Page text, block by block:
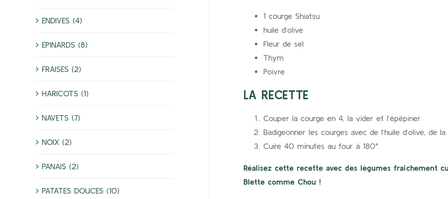
1 courge Shiatsu
huile d’olive
Fleur de sel
Thym
Poivre
LA RECETTE
Couper la courge en 4, la vider et l’épépiner
Badigeonner les courges avec de l’huile d’olive,
Cuire 40 minutes au four à 180°
Réalisez cette recette avec des légumes fraîchement
Blette comme Chou !
ENDIVES (4)
EPINARDS (8)
FRAISES (2)
HARICOTS (1)
NAVETS (7)
NOIX (2)
PANAIS (2)
PATATES DOUCES (10)